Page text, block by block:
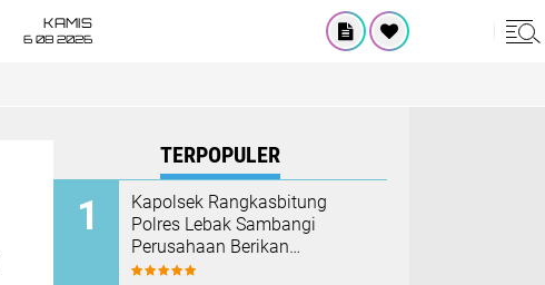
KAMIS
6 08 2026
TERPOPULER
Kapolsek Rangkasbitung
Polres Lebak Sambangi
Perusahaan Berikan
Himbauan Cegah Kebakaran